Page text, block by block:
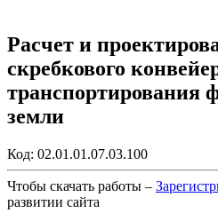
Расчет и
скребкового
транспортирования
земли
Код: 02.01.01.07.03.100
Чтобы скачать работы –
развитии сайта